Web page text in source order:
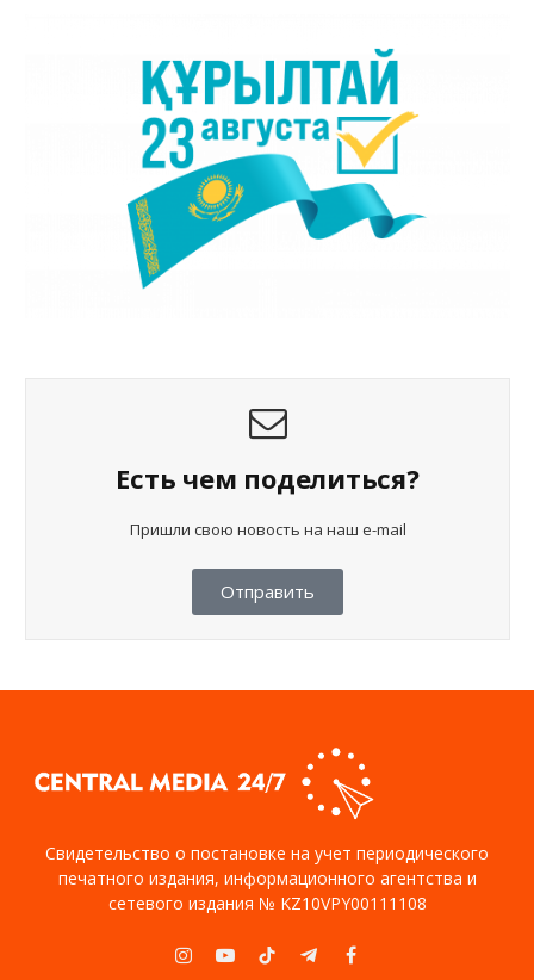
Есть чем поделиться?
Пришли свою новость на наш e-mail
Отправить
Свидетельство о постановке на учет периодического
печатного издания, информационного агентства и
сетевого издания № KZ10VPY00111108
Instagram
YouTubeTikTokTelegramFacebook